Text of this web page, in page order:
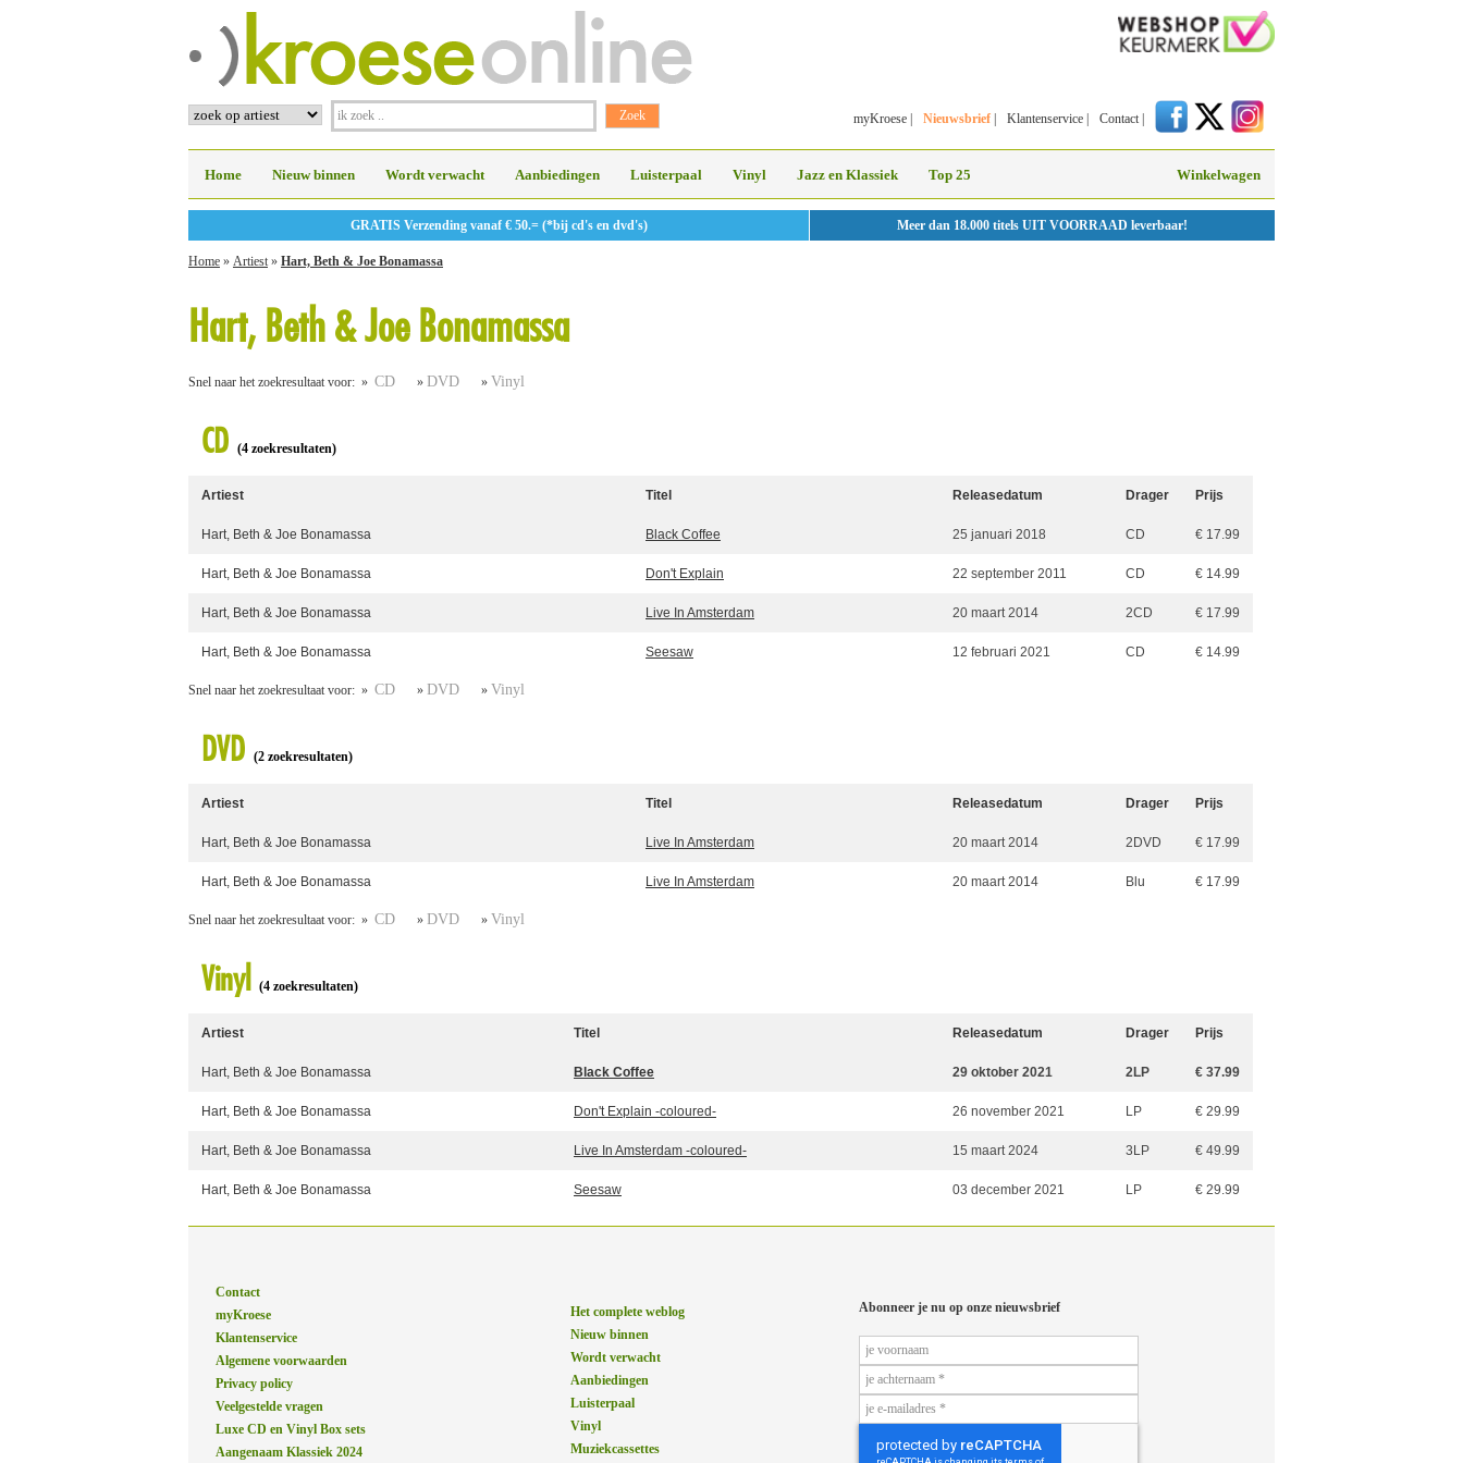
myKroese Nieuwsbrief Klantenservice Contact
Home Nieuw binnen Wordt verwacht Aanbiedingen Luisterpaal Vinyl Jazz en Klassiek Top 25 Winkelwagen
GRATIS Verzending vanaf € 50.= (*bij cd's en dvd's) Meer dan 18.000 titels UIT VOORRAAD leverbaar!
Home » Artiest » Hart, Beth & Joe Bonamassa
Hart, Beth & Joe Bonamassa
Snel naar het zoekresultaat voor: » CD » DVD » Vinyl
CD (4 zoekresultaten)
Artiest Titel Releasedatum Drager Prijs
Hart, Beth & Joe Bonamassa Black Coffee 25 januari 2018 CD € 17.99
Hart, Beth & Joe Bonamassa Don't Explain 22 september 2011 CD € 14.99
Hart, Beth & Joe Bonamassa Live In Amsterdam 20 maart 2014 2CD € 17.99
Hart, Beth & Joe Bonamassa Seesaw 12 februari 2021 CD € 14.99
Snel naar het zoekresultaat voor: » CD » DVD » Vinyl
DVD (2 zoekresultaten)
Artiest Titel Releasedatum Drager Prijs
Hart, Beth & Joe Bonamassa Live In Amsterdam 20 maart 2014 2DVD € 17.99
Hart, Beth & Joe Bonamassa Live In Amsterdam 20 maart 2014 Blu € 17.99
Snel naar het zoekresultaat voor: » CD » DVD » Vinyl
Vinyl (4 zoekresultaten)
Artiest Titel Releasedatum Drager Prijs
Hart, Beth & Joe Bonamassa Black Coffee 29 oktober 2021 2LP € 37.99
Hart, Beth & Joe Bonamassa Don't Explain -coloured- 26 november 2021 LP € 29.99
Hart, Beth & Joe Bonamassa Live In Amsterdam -coloured- 15 maart 2024 3LP € 49.99
Hart, Beth & Joe Bonamassa Seesaw 03 december 2021 LP € 29.99
Contact
myKroese
Klantenservice
Algemene voorwaarden
Privacy policy
Veelgestelde vragen
Luxe CD en Vinyl Box sets
Aangenaam Klassiek 2024
Het complete weblog
Nieuw binnen
Wordt verwacht
Aanbiedingen
Luisterpaal
Vinyl
Muziekcassettes
Abonneer je nu op onze nieuwsbrief